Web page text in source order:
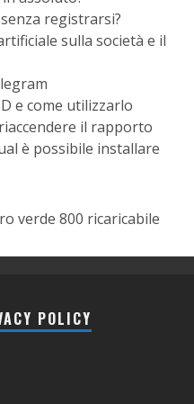
registrarsi?
sulla società e il
e come utilizzarlo
il rapporto
è possibile installare
POLICY